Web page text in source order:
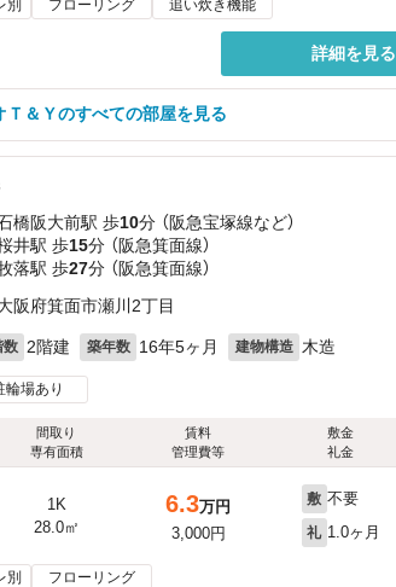
別 フローリング 追い炊き機能
詳細を見る
Ｔ＆Ｙのすべての部屋を見る
橋阪大前駅 歩10分 （阪急宝塚線など）
井駅 歩15分 （阪急箕面線）
落駅 歩27分 （阪急箕面線）
阪府箕面市瀬川2丁目
数 2階建 築年数 16年5ヶ月 建物構造 木造
輪場あり
間取り
専有面積
賃料
管理費等
敷金
礼金
1K
28.0㎡
6.3万円
3,000円
敷 不要
礼 1.0ヶ月
別 フローリング